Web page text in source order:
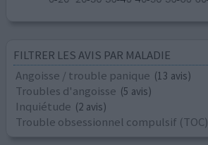
FILTRER LES AVIS PAR MALADIE
Angoisse / trouble panique (13 avis)
Troubles d'angoisse (5 avis)
Inquiétude (2 avis)
Trouble obsessionnel compulsif (TOC)